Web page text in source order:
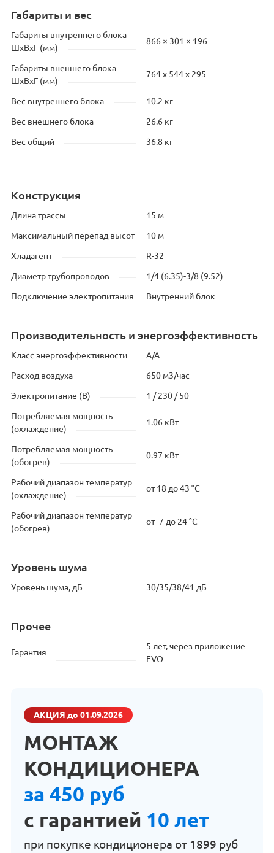
Габариты и вес
Габариты внутреннего блока
ШхВхГ (мм)
866 × 301 × 196
Габариты внешнего блока
ШхВхГ (мм)
764 х 544 х 295
Вес внутреннего блока 10.2 кг
Вес внешнего блока 26.6 кг
Вес общий 36.8 кг
Конструкция
Длина трассы 15 м
Максимальный перепад высот 10 м
Хладагент R-32
Диаметр трубопроводов 1/4 (6.35)-3/8 (9.52)
Подключение электропитания Внутренний блок
Производительность и энергоэффективность
Класс энергоэффективности A/A
Расход воздуха 650 м3/час
Электропитание (В) 1 / 230 / 50
Потребляемая мощность
(охлаждение)
1.06 кВт
Потребляемая мощность
(обогрев)
0.97 кВт
Рабочий диапазон температур
(охлаждение)
от 18 до 43 °C
Рабочий диапазон температур
(обогрев)
от -7 до 24 °C
Уровень шума
Уровень шума, дБ 30/35/38/41 дБ
Прочее
Гарантия
5 лет, через приложение
EVO
АКЦИЯ до 01.09.2026
МОНТАЖ
КОНДИЦИОНЕРА
за 450 руб
с гарантией 10 лет
при покупке кондиционера от 1899 руб